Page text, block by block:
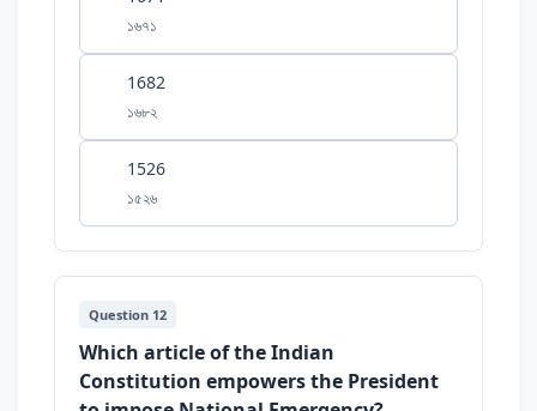
১৬৭১
1682
১৬৮২
1526
১৫২৬
Question 12
Which article of the Indian
Constitution empowers the President